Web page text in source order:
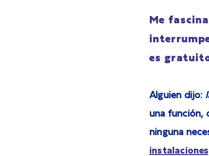
Me
es
Alguien dijo:
una función,
ninguna